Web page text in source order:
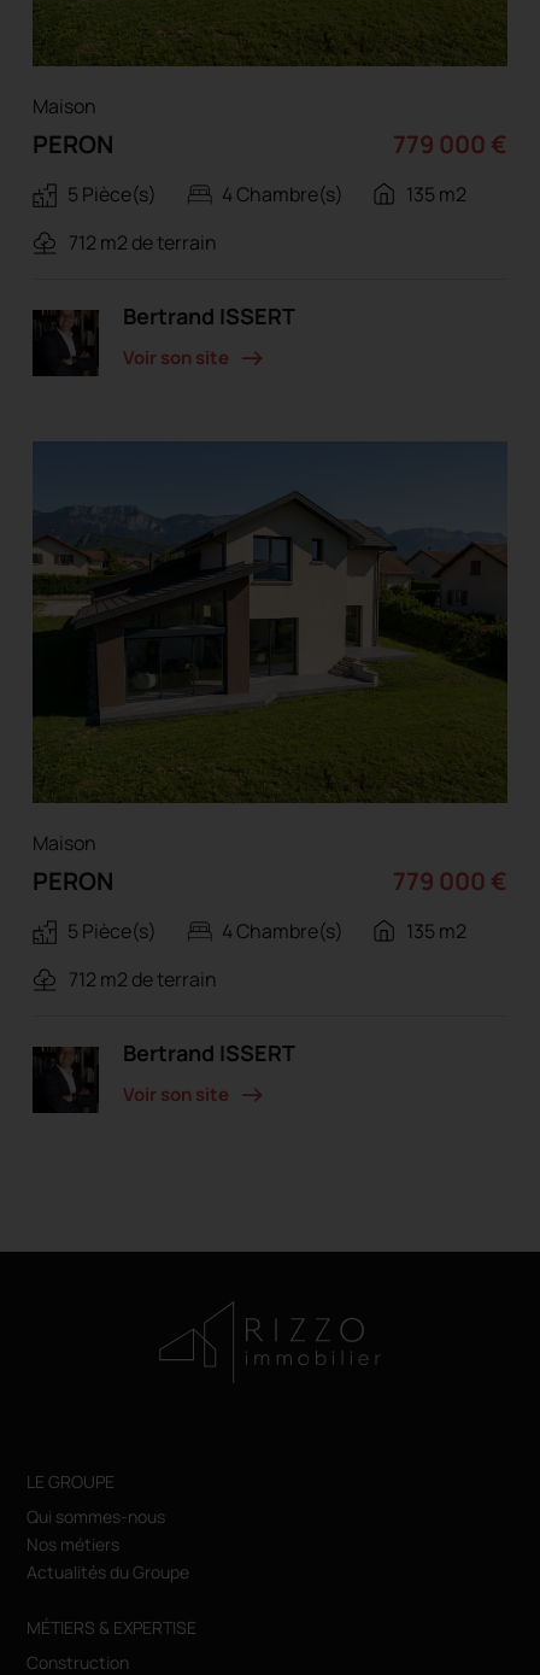
Maison
PERON 779 000 €
5 Pièce(s) 4 Chambre(s)
135 m2
712 m2 de terrain
Bertrand ISSERT
Voir son site
Maison
PERON 779 000 €
5 Pièce(s) 4 Chambre(s)
135 m2
712 m2 de terrain
Bertrand ISSERT
Voir son site
LE GROUPE
Qui sommes-nous
Nos métiers
Actualités du Groupe
MÉTIERS & EXPERTISE
Construction